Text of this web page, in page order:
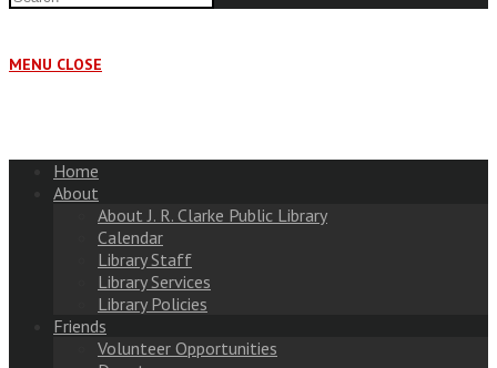
MENU CLOSE
Home
About
About J. R. Clarke Public Library
Calendar
Library Staff
Library Services
Library Policies
Friends
Volunteer Opportunities